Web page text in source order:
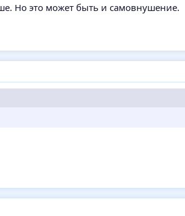
Но это может быть и самовнушение.